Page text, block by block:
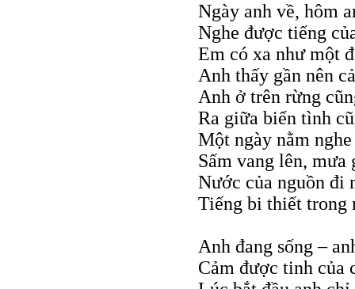
Ngày anh về, hôm
Nghe được tiếng
Em có xa như một
Anh thấy gần nên
Anh ở trên rừng
Ra giữa biển tình
Một ngày nằm
Sấm vang lên, mưa
Nước của nguồn đi
Tiếng bi thiết trong
Anh đang sống –
Cảm được tinh của